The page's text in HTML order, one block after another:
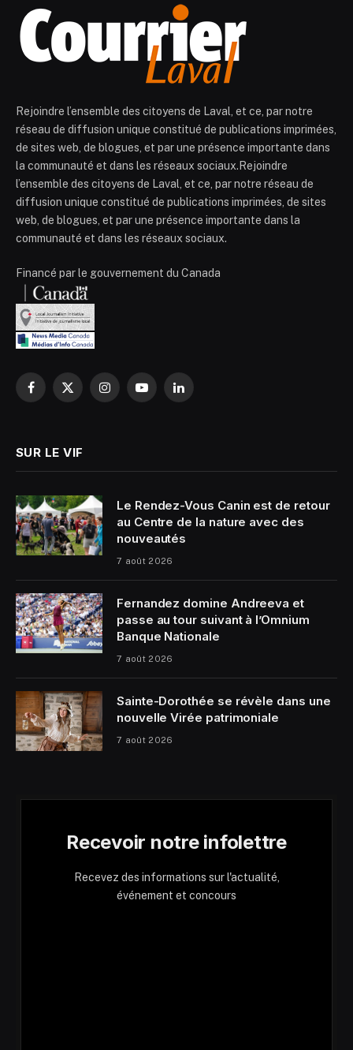
Rejoindre l’ensemble des citoyens de Laval, et ce, par notre
réseau de diffusion unique constitué de publications imprimées,
de sites web, de blogues, et par une présence importante dans
la communauté et dans les réseaux sociaux.Rejoindre
l’ensemble des citoyens de Laval, et ce, par notre réseau de
diffusion unique constitué de publications imprimées, de sites
web, de blogues, et par une présence importante dans la
communauté et dans les réseaux sociaux.
Financé par le gouvernement du Canada
Facebook
X
InstagramYouTubeLinkedIn
SUR LE VIF
Le Rendez-Vous Canin est de retour
au Centre de la nature avec des
nouveautés
7 août 2026
Fernandez domine Andreeva et
passe au tour suivant à l’Omnium
Banque Nationale
7 août 2026
Sainte-Dorothée se révèle dans une
nouvelle Virée patrimoniale
7 août 2026
Recevoir notre infolettre
Recevez des informations sur l'actualité,
événement et concours